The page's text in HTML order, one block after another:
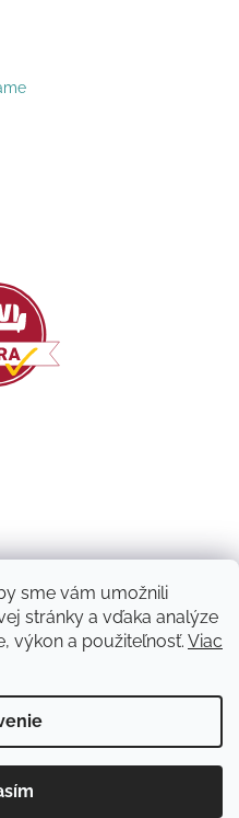
sme vám umožnili
stránky a vďaka analýze
výkon a použiteľnosť. Viac